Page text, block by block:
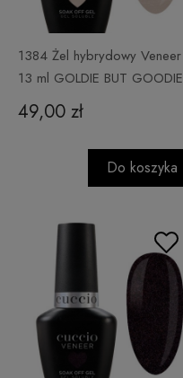
1384 Żel hybrydowy Veneer
13 ml GOLDIE BUT GOODIE
49,00 zł
Do koszyka